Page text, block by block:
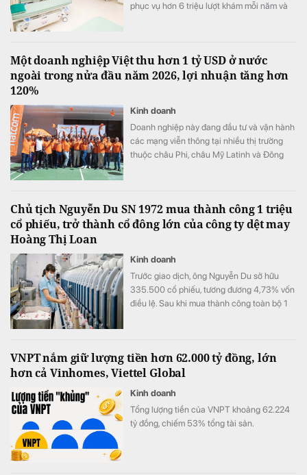
phục vụ hơn 6 triệu lượt khám mỗi năm và
Một doanh nghiệp Việt thu hơn 1 tỷ USD ở nước
ngoài trong nửa đầu năm 2026, lợi nhuận tăng hơn
120%
Kinh doanh
Doanh nghiệp này đang đầu tư và vận hành
các mạng viễn thông tại nhiều thị trường
thuộc châu Phi, châu Mỹ Latinh và Đông
Chủ tịch Nguyễn Du SN 1972 mua thành công 1 triệu
cổ phiếu, trở thành cổ đông lớn của công ty dệt may
Hoàng Thị Loan
Kinh doanh
Trước giao dịch, ông Nguyễn Du sở hữu
335.500 cổ phiếu, tương đương 4,73% vốn
điều lệ. Sau khi mua thành công toàn bộ 1
VNPT nắm giữ lượng tiền hơn 62.000 tỷ đồng, lớn
hơn cả Vinhomes, Viettel Global
Kinh doanh
Tổng lượng tiền của VNPT khoảng 62.224
tỷ đồng, chiếm 53% tổng tài sản.